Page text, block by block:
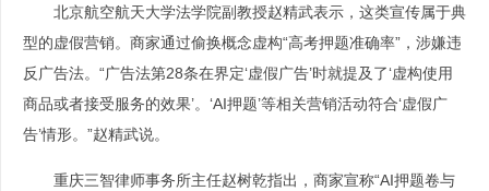
北京航空航天大学法学院副教授赵精武表示，这类宣传属于典
型的虚假营销。商家通过偷换概念虚构“高考押题准确率”，涉嫌违
反广告法。“广告法第28条在界定‘虚假广告’时就提及了‘虚构使用
商品或者接受服务的效果’。‘AI押题’等相关营销活动符合‘虚假广
告’情形。”赵精武说。
重庆三智律师事务所主任赵树乾指出，商家宣称“AI押题卷与